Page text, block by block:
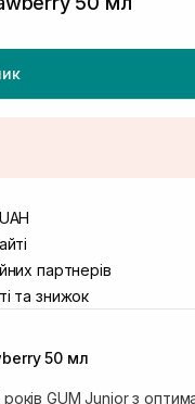
1В (Duck’s
45 В
23 (ТЦ Екватор) В
партнерів
та знижок
50 мл
GUM Junior з